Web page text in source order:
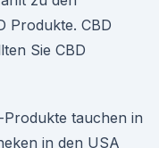
Produkte. CBD
Sie CBD
tauchen in
in den USA